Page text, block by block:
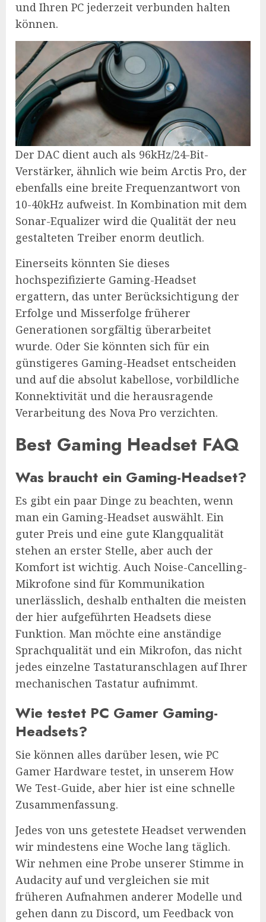
und Ihren PC jederzeit verbunden halten
können.
Der DAC dient auch als 96kHz/24-Bit-
Verstärker, ähnlich wie beim Arctis Pro, der
ebenfalls eine breite Frequenzantwort von
10-40kHz aufweist. In Kombination mit dem
Sonar-Equalizer wird die Qualität der neu
gestalteten Treiber enorm deutlich.
Einerseits könnten Sie dieses
hochspezifizierte Gaming-Headset
ergattern, das unter Berücksichtigung der
Erfolge und Misserfolge früherer
Generationen sorgfältig überarbeitet
wurde. Oder Sie könnten sich für ein
günstigeres Gaming-Headset entscheiden
und auf die absolut kabellose, vorbildliche
Konnektivität und die herausragende
Verarbeitung des Nova Pro verzichten.
Best Gaming Headset FAQ
Was braucht ein Gaming-Headset?
Es gibt ein paar Dinge zu beachten, wenn
man ein Gaming-Headset auswählt. Ein
guter Preis und eine gute Klangqualität
stehen an erster Stelle, aber auch der
Komfort ist wichtig. Auch Noise-Cancelling-
Mikrofone sind für Kommunikation
unerlässlich, deshalb enthalten die meisten
der hier aufgeführten Headsets diese
Funktion. Man möchte eine anständige
Sprachqualität und ein Mikrofon, das nicht
jedes einzelne Tastaturanschlagen auf Ihrer
mechanischen Tastatur aufnimmt.
Wie testet PC Gamer Gaming-
Headsets?
Sie können alles darüber lesen, wie PC
Gamer Hardware testet, in unserem How
We Test-Guide, aber hier ist eine schnelle
Zusammenfassung.
Jedes von uns getestete Headset verwenden
wir mindestens eine Woche lang täglich.
Wir nehmen eine Probe unserer Stimme in
Audacity auf und vergleichen sie mit
früheren Aufnahmen anderer Modelle und
gehen dann zu Discord, um Feedback von